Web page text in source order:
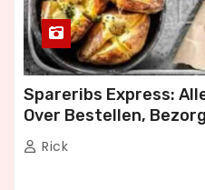
Spareribs Express:
Over Bestellen,
Rick